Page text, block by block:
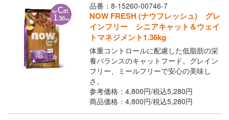
品番：8-15260-00746-7
NOW FRESH (ナウフレッシュ) グレ
インフリー シニアキャット＆ウェイ
トマネジメント1.36kg
体重コントロールに配慮した低脂肪の栄
養バランスのキャットフード。グレイン
フリー、ミールフリーで安心の美味し
さ。
参考価格：4,800円/税込5,280円
商品価格：4,800円/税込5,280円